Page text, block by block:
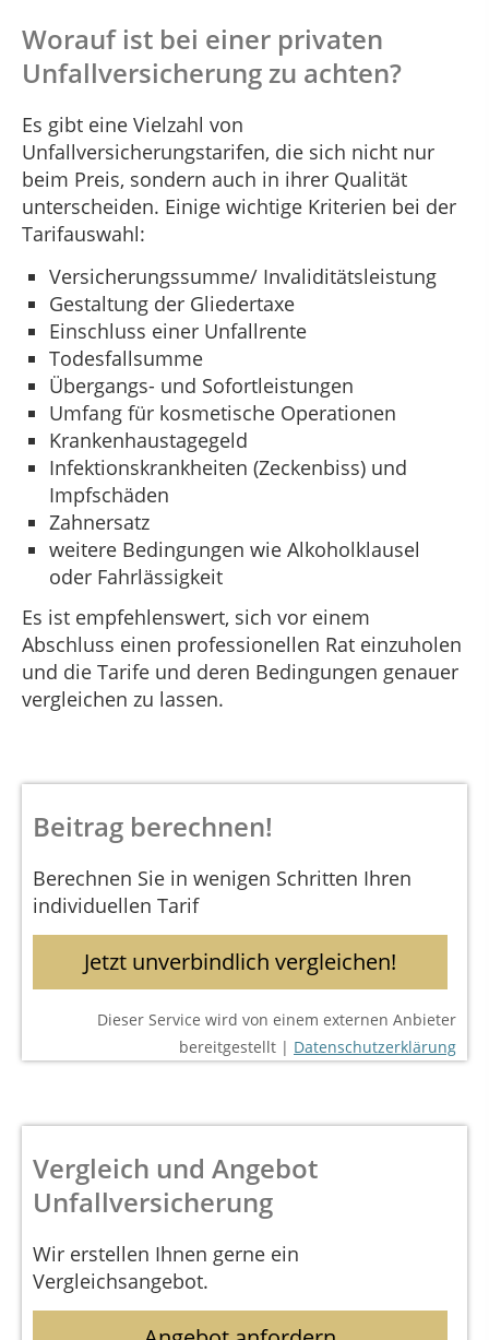
Worauf ist bei einer privaten
Unfallversicherung zu achten?
Es gibt eine Vielzahl von
Unfallversicherungstarifen, die sich nicht nur
beim Preis, sondern auch in ihrer Qualität
unterscheiden. Einige wichtige Kriterien bei der
Tarifauswahl:
Versicherungssumme/ Invaliditätsleistung
Gestaltung der Gliedertaxe
Einschluss einer Unfallrente
Todesfallsumme
Übergangs- und Sofortleistungen
Umfang für kosmetische Operationen
Krankenhaustagegeld
Infektionskrankheiten (Zeckenbiss) und
Impfschäden
Zahnersatz
weitere Bedingungen wie Alkoholklausel
oder Fahrlässigkeit
Es ist empfehlenswert, sich vor einem
Abschluss einen professionellen Rat einzuholen
und die Tarife und deren Bedingungen genauer
vergleichen zu lassen.
Beitrag berechnen!
Berechnen Sie in wenigen Schritten Ihren
individuellen Tarif
Jetzt unverbindlich vergleichen!
Dieser Service wird von einem externen Anbieter
bereitgestellt | Datenschutzerklärung
Vergleich und Angebot
Unfallversicherung
Wir erstellen Ihnen gerne ein
Vergleichsangebot.